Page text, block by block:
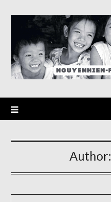
Author: